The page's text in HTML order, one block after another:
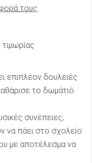
τους.
επιπλέον δουλειές
το δωμάτιό
συνέπειες,
να πάει στο σχολείο
με αποτέλεσμα να